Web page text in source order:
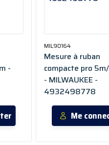
-
MIL90164
Mesure à ruban
compacte pro
- MILWAUKEE -
4932498778
Me